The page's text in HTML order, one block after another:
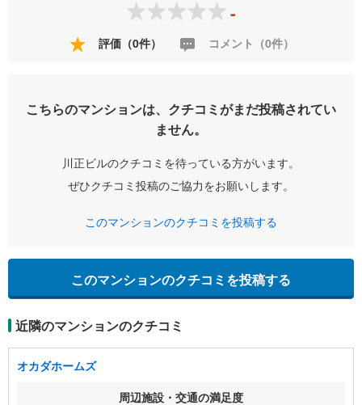
-
評価（0件） コメント（0件）
こちらのマンションは、クチコミがまだ投稿されてい
ません。
川正ビルのクチコミを待っている方がいます。
ぜひクチコミ投稿のご協力をお願いします。
このマンションのクチコミを投稿する
このマンションのクチコミを投稿する
近隣のマンションのクチコミ
オカダホームズ
周辺施設・交通の満足度